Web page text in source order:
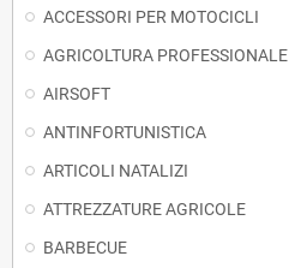
ACCESSORI PER MOTOCICLI
AGRICOLTURA PROFESSIONALE
AIRSOFT
ANTINFORTUNISTICA
ARTICOLI NATALIZI
ATTREZZATURE AGRICOLE
BARBECUE